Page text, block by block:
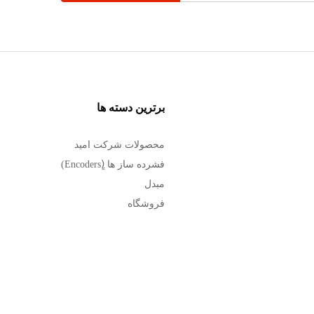
برترین دسته ها
محصولات شرکت امید
فشرده ساز ها (ٍEncoders)
مبدل
فروشگاه